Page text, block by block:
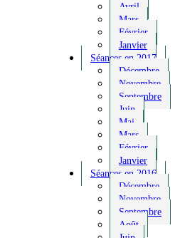
Avril
Mars
Février
Janvier
Séances en 2017
Décembre
Novembre
Septembre
Juin
Mai
Mars
Février
Janvier
Séances en 2016
Décembre
Novembre
Septembre
Août